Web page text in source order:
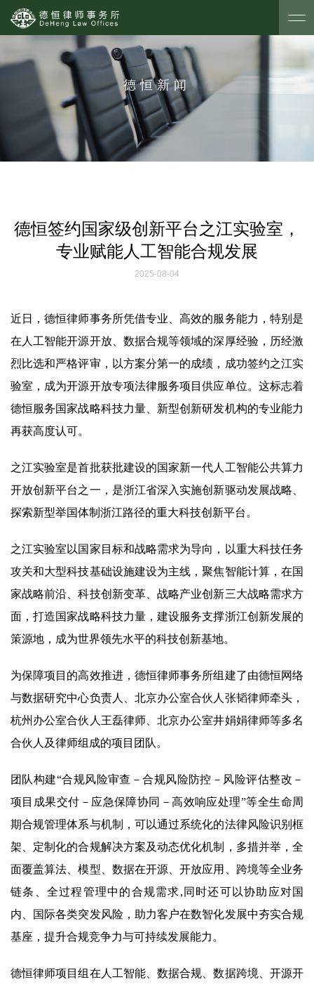
德恒新闻
德恒签约国家级创新平台之江实验室，
专业赋能人工智能合规发展
2025-08-04
近日，德恒律师事务所凭借专业、高效的服务能力，特别是
在人工智能开源开放、数据合规等领域的深厚经验，历经激
烈比选和严格评审，以方案分第一的成绩，成功签约之江实
验室，成为开源开放专项法律服务项目供应单位。这标志着
德恒服务国家战略科技力量、新型创新研发机构的专业能力
再获高度认可。
之江实验室是首批获批建设的国家新一代人工智能公共算力
开放创新平台之一，是浙江省深入实施创新驱动发展战略、
探索新型举国体制浙江路径的重大科技创新平台。
之江实验室以国家目标和战略需求为导向，以重大科技任务
攻关和大型科技基础设施建设为主线，聚焦智能计算，在国
家战略前沿、科技创新变革、战略产业创新三大战略需求方
面，打造国家战略科技力量，建设服务支撑浙江创新发展的
策源地，成为世界领先水平的科技创新基地。
为保障项目的高效推进，德恒律师事务所组建了由德恒网络
与数据研究中心负责人、北京办公室合伙人张韬律师牵头，
杭州办公室合伙人王磊律师、北京办公室井娟娟律师等多名
合伙人及律师组成的项目团队。
团队构建“合规风险审查－合规风险防控－风险评估整改－
项目成果交付－应急保障协同－高效响应处理”等全生命周
期合规管理体系与机制，可以通过系统化的法律风险识别框
架、定制化的合规解决方案及动态优化机制，多措并举，全
面覆盖算法、模型、数据在开源、开放应用、跨境等全业务
链条、全过程管理中的合规需求,同时还可以协助应对国
内、国际各类突发风险，助力客户在数智化发展中夯实合规
基座，提升合规竞争力与可持续发展能力。
德恒律师项目组在人工智能、数据合规、数据跨境、开源开